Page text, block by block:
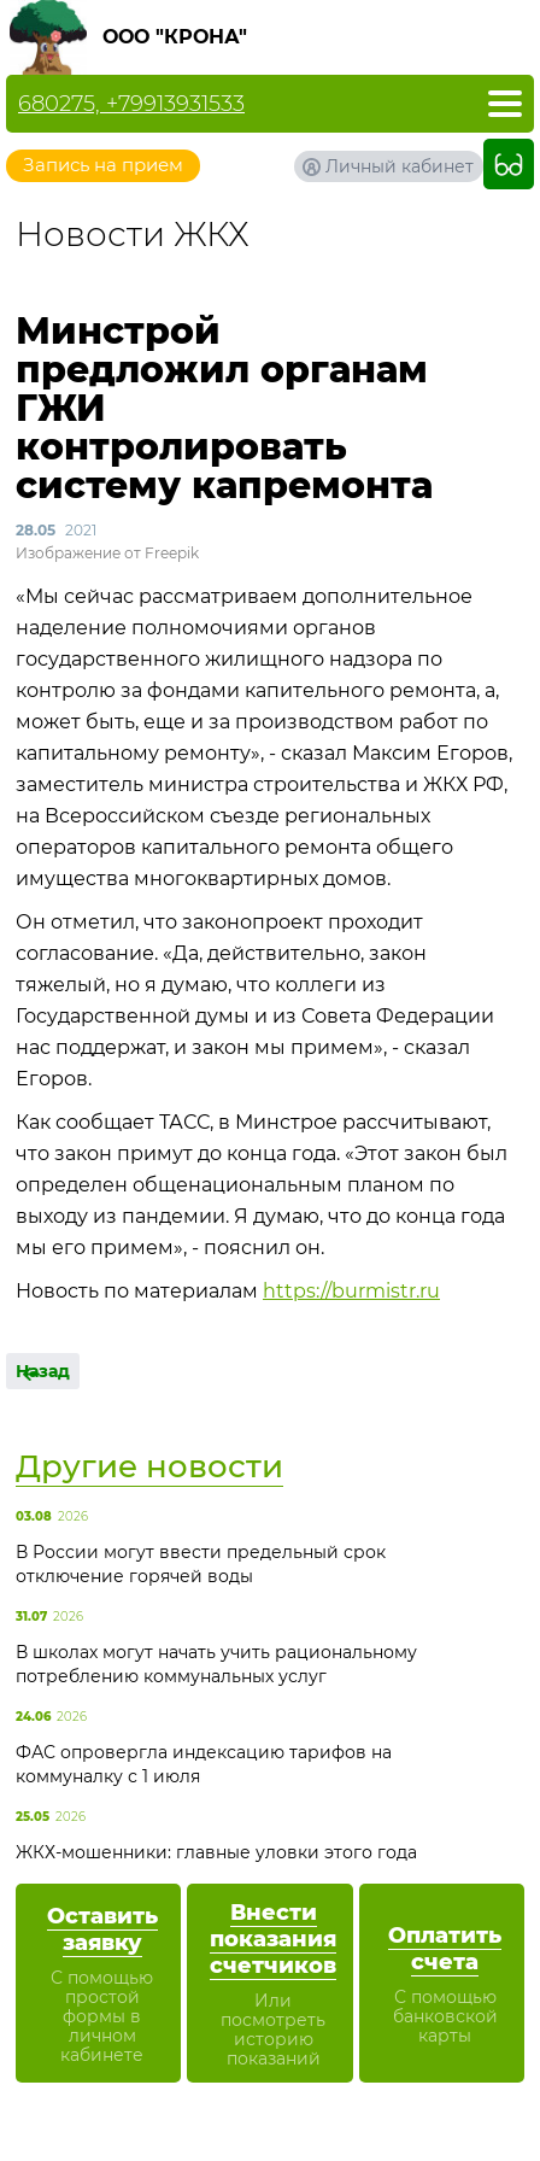
ООО "КРОНА"
Запись на прием
680275, +79913931533
Личный кабинет
Новости ЖКХ
Минстрой
предложил органам
ГЖИ
контролировать
систему капремонта
28.05 2021
Изображение от Freepik
«Мы сейчас рассматриваем дополнительное
наделение полномочиями органов
государственного жилищного надзора по
контролю за фондами капительного ремонта, а,
может быть, еще и за производством работ по
капитальному ремонту», - сказал Максим Егоров,
заместитель министра строительства и ЖКХ РФ,
на Всероссийском съезде региональных
операторов капитального ремонта общего
имущества многоквартирных домов.
Он отметил, что законопроект проходит
согласование. «Да, действительно, закон
тяжелый, но я думаю, что коллеги из
Государственной думы и из Совета Федерации
нас поддержат, и закон мы примем», - сказал
Егоров.
Как сообщает ТАСС, в Минстрое рассчитывают,
что закон примут до конца года. «Этот закон был
определен общенациональным планом по
выходу из пандемии. Я думаю, что до конца года
мы его примем», - пояснил он.
Новость по материалам https://burmistr.ru
Назад
Оставить
заявку
С помощью
простой
формы в
личном
кабинете
Внести
показания
счетчиков
Или
посмотреть
историю
показаний
Оплатить
счета
С помощью
банковской
карты
Другие новости
03.08 2026
В России могут ввести предельный срок
отключение горячей воды
31.07 2026
В школах могут начать учить рациональному
потреблению коммунальных услуг
24.06 2026
ФАС опровергла индексацию тарифов на
коммуналку с 1 июля
25.05 2026
ЖКХ-мошенники: главные уловки этого года